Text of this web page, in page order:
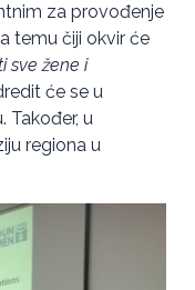
za provođenje
temu čiji okvir će
sve žene i
će se u
u
regiona u